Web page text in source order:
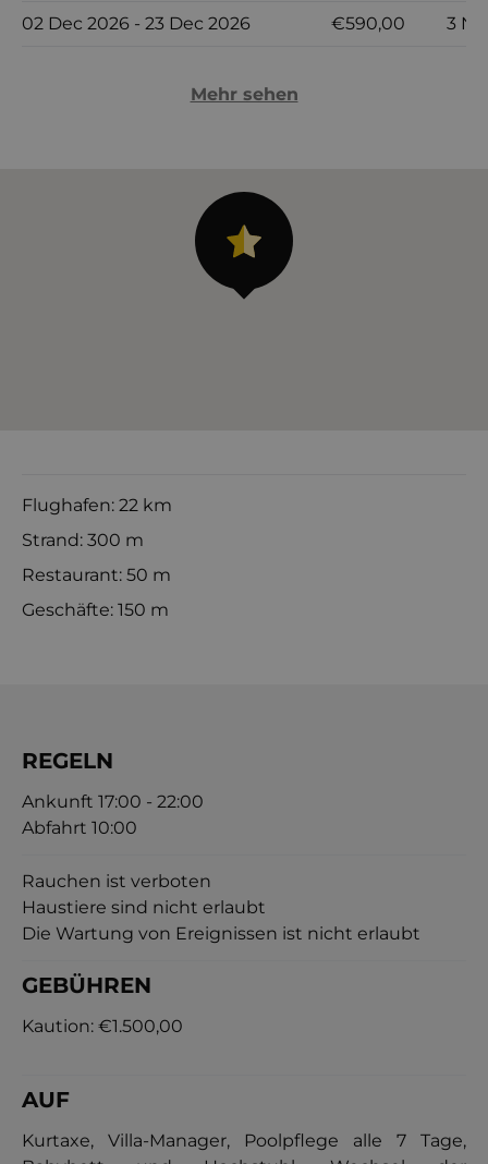
02 Dec 2026 - 23 Dec 2026 €590,00 3
Mehr sehen
Flughafen: 22 km
Strand: 300 m
Restaurant: 50 m
Geschäfte: 150 m
REGELN
Ankunft 17:00 - 22:00
Abfahrt 10:00
Rauchen ist verboten
Haustiere sind nicht erlaubt
Die Wartung von Ereignissen ist nicht erlaubt
GEBÜHREN
Kaution: €1.500,00
AUF
Kurtaxe, Villa-Manager, Poolpflege alle 7 Tage,